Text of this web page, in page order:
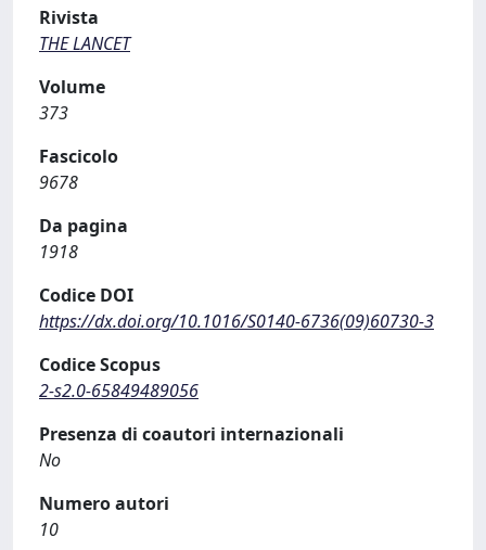
Rivista
THE LANCET
Volume
373
Fascicolo
9678
Da pagina
1918
Codice DOI
https://dx.doi.org/10.1016/S0140-6736(09)60730-3
Codice Scopus
2-s2.0-65849489056
Presenza di coautori internazionali
No
Numero autori
10